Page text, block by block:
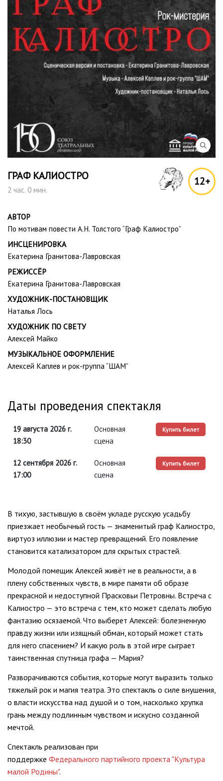
ГРАФ КАЛИОСТРО
2 час. 0 мин.
12+
АВТОР
По мотивам повести А.Н. Толстого “Граф Калиостро”
ИНСЦЕНИРОВКА
Екатерина Гранитова-Лавровская
РЕЖИССЁР
Екатерина Гранитова-Лавровская
ХУДОЖНИК-ПОСТАНОВЩИК
Наталья Лось
ХУДОЖНИК ПО СВЕТУ
Алексей Майко
МУЗЫКАЛЬНОЕ ОФОРМЛЕНИЕ
Алексей Каплев и рок-группа “ШАМ”
Даты проведения спектакля
19 августа 2026 г.
18:30
Основная
сцена
Купить билет
12 сентября 2026 г.
17:00
Основная
сцена
Купить билет
В тихую, застывшую в своём укладе русскую усадьбу
приезжает необычный гость — знаменитый граф Калиостро,
виртуоз иллюзии и мастер превращений. Его появление
становится катализатором для скрытых страстей.
Молодой помещик Алексей живёт не в реальности, а в
плену собственных чувств, в мире памяти об образе
прекрасной и недоступной Прасковьи Петровны. Встреча с
Калиостро — это встреча с тем, кто может сделать любую
фантазию осязаемой. Что выберет Алексей: болезненную
правду жизни или изящный обман, который может стать
для него спасением? И какую роль в этой игре сыграет
таинственная спутница графа — Мария?
Разворачиваются события, которые могут выразить только
тяжелый рок и магия театра. Это спектакль о силе внушения,
о власти искусства над душой и о том, насколько хрупка
грань между подлинным чувством и искусно созданной
мечтой.
Спектакль реализован при
поддержке Федерального партийного проекта "Культура
малой Родины".